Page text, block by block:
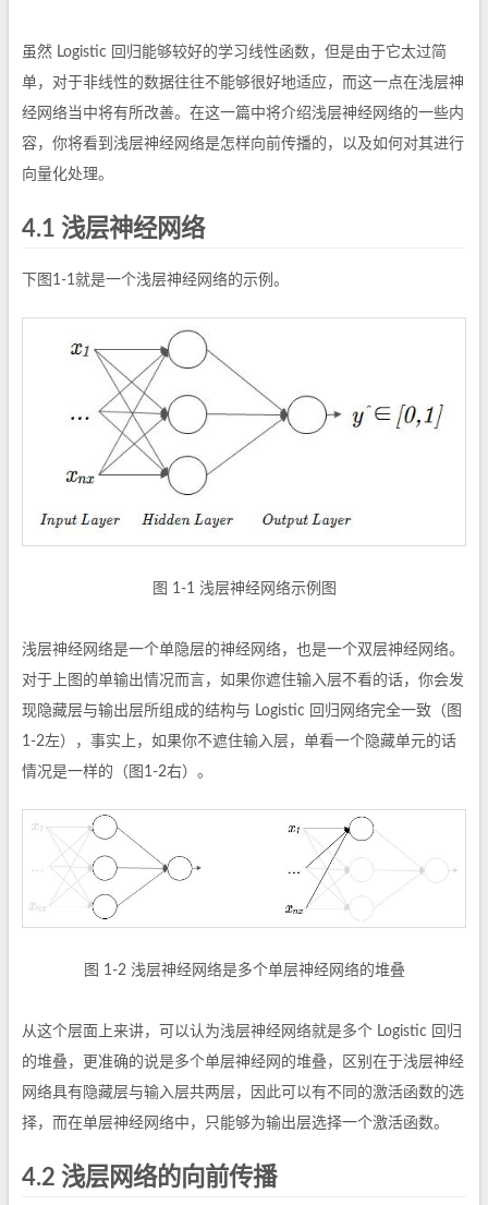
虽然 Logistic 回归能够较好的学习线性函数，但是由于它太过简
单，对于非线性的数据往往不能够很好地适应，而这一点在浅层神
经网络当中将有所改善。在这一篇中将介绍浅层神经网络的一些内
容，你将看到浅层神经网络是怎样向前传播的，以及如何对其进行
向量化处理。
4.1 浅层神经网络
下图1-1就是一个浅层神经网络的示例。
图 1-1 浅层神经网络示例图
浅层神经网络是一个单隐层的神经网络，也是一个双层神经网络。
对于上图的单输出情况而言，如果你遮住输入层不看的话，你会发
现隐藏层与输出层所组成的结构与 Logistic 回归网络完全一致（图
1-2左），事实上，如果你不遮住输入层，单看一个隐藏单元的话
情况是一样的（图1-2右）。
图 1-2 浅层神经网络是多个单层神经网络的堆叠
从这个层面上来讲，可以认为浅层神经网络就是多个 Logistic 回归
的堆叠，更准确的说是多个单层神经网的堆叠，区别在于浅层神经
网络具有隐藏层与输入层共两层，因此可以有不同的激活函数的选
择，而在单层神经网络中，只能够为输出层选择一个激活函数。
4.2 浅层网络的向前传播